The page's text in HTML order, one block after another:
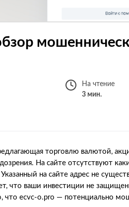
На чтение
3 мин.
торговлю валютой,
На сайте отсутствуют
на сайте адрес не
что ваши инвестиции не
что ecvc-o.pro — потенциально